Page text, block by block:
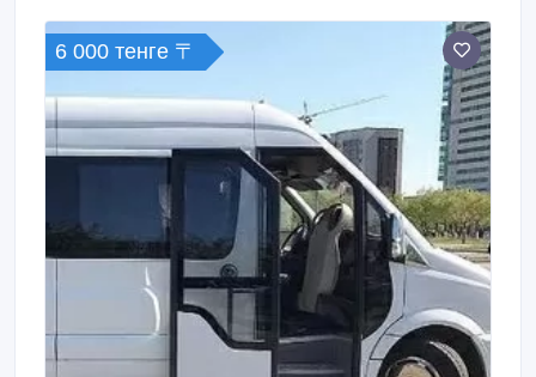
роддома.
6 000 тенге 〒